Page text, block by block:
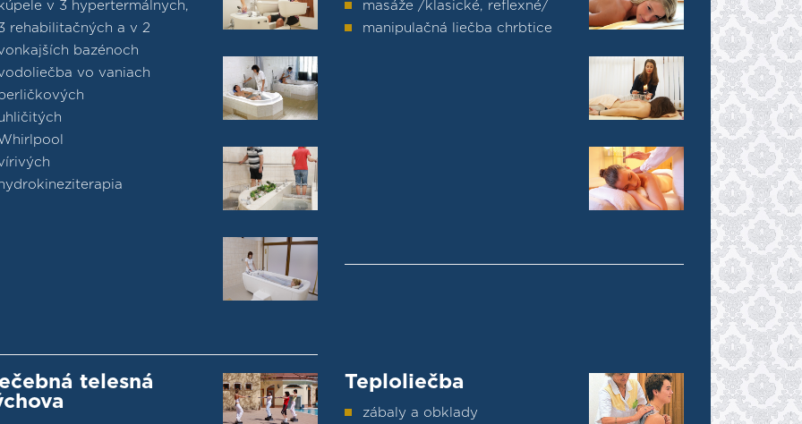
v 3 hypertermálnych,
rehabilitačných a v 2
bazénoch
vo vaniach
masáže /klasické, reflexné/
manipulačná liečba chrbtice
telesná
Teploliečba
zábaly a obklady